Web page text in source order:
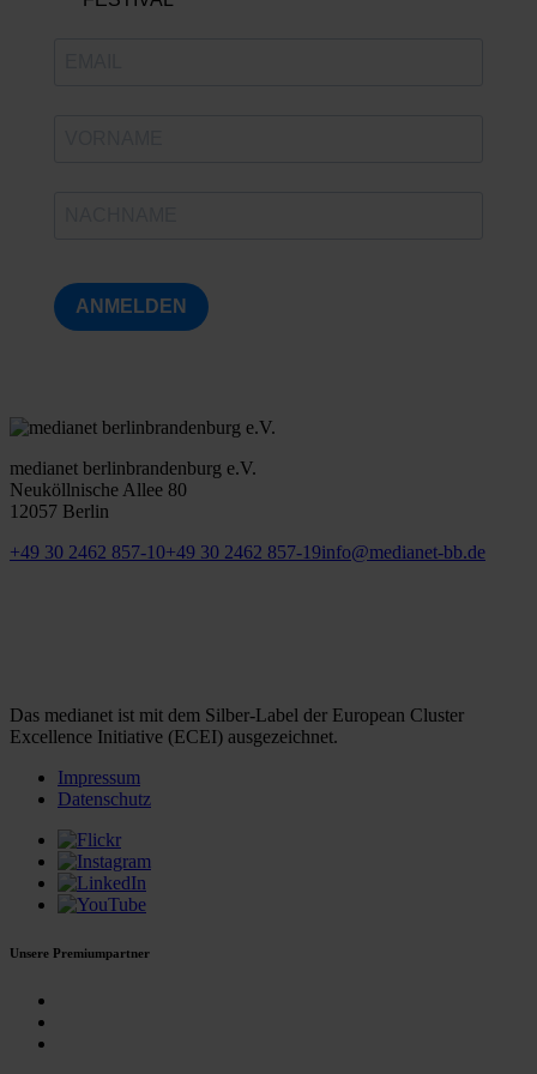
ANMELDEN
medianet berlinbrandenburg e.V.
Neuköllnische Allee 80
12057 Berlin
+49 30 2462 857-10+49 30 2462 857-19info@medianet-bb.de
Das medianet ist mit dem Silber-Label der European Cluster
Excellence Initiative (ECEI) ausgezeichnet.
Impressum
Datenschutz
Unsere Premiumpartner